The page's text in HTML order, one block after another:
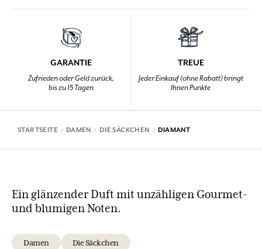
GARANTIE
Zufrieden oder Geld zurück,
bis zu 15 Tagen
TREUE
Jeder Einkauf (ohne Rabatt) bringt
Ihnen Punkte
STARTSEITE DAMEN DIE SÄCKCHEN DIAMANT
Ein glänzender Duft mit unzähligen Gourmet-
und blumigen Noten.
Damen Die Säckchen